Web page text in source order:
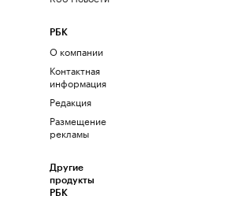
РБК
О компании
Контактная
информация
Редакция
Размещение
рекламы
Другие
продукты
РБК